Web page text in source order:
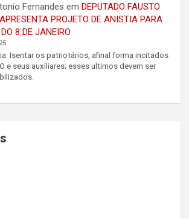
Fernandes em DEPUTADO FAUSTO
PROJETO DE ANISTIA PARA
8 DE JANEIRO
Isentar os patriotários, afinal forma incitados
e seus auxiliares; esses ultimos devem ser